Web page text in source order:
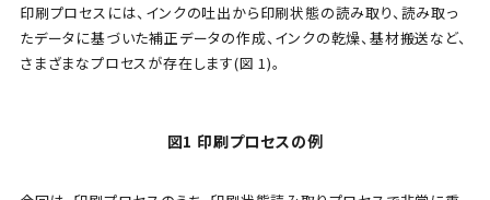
印刷プロセスには、インクの吐出から印刷状態の読み取り、読み取っ
たデータに基づいた補正データの作成、インクの乾燥、基材搬送など、
さまざまなプロセスが存在します(図 1)。
図1 印刷プロセスの例